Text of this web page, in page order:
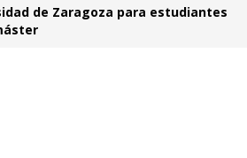
de Zaragoza para estudiantes